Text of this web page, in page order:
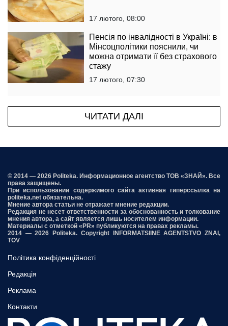
17 лютого, 08:00
Пенсія по інвалідності в Україні: в
Мінсоцполітики пояснили, чи
можна отримати її без страхового
стажу
17 лютого, 07:30
ЧИТАТИ ДАЛІ
© 2014 — 2026 Politeka. Информационное агентство ТОВ «ЗНАЙ». Все
права защищены.
При использовании содержимого сайта активная гиперссылка на
politeka.net обязательна.
Мнение автора статьи не отражает мнение редакции.
Редакция не несет ответственности за обоснованность и толкование
мнения автора, а сайт является лишь носителем информации.
Материалы с отметкой «PR» публикуются на правах рекламы.
2014 — 2026 Politeka. Copyright INFORMATSIINE AGENTSTVO ZNAI,
TOV
Політика конфіденційності
Редакція
Реклама
Контакти